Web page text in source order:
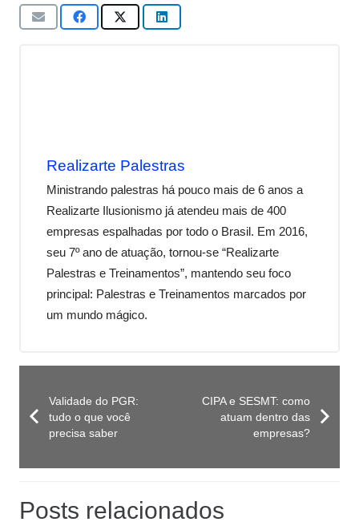
Realizarte Palestras
Ministrando palestras há pouco mais de 6 anos a
Realizarte Ilusionismo já atendeu mais de 400
empresas espalhadas por todo o Brasil. Em 2016,
seu 7º ano de atuação, tornou-se “Realizarte
Palestras e Treinamentos”, mantendo seu foco
principal: Palestras e Treinamentos marcados por
um mundo mágico.
Validade do PGR:
tudo o que você
precisa saber
CIPA e SESMT: como
atuam dentro das
empresas?
Posts relacionados